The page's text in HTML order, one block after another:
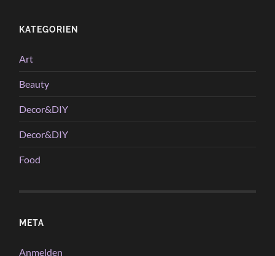
KATEGORIEN
Art
Beauty
Decor&DIY
Decor&DIY
Food
META
Anmelden